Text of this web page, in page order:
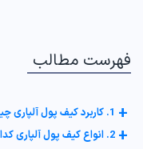
فهرست مطالب
1. کاربرد کیف پول آلپاری چیست؟ - تفاوت ولت آلپاری با شماره حساب! +
2. انواع کیف پول آلپاری کدام است؟ +